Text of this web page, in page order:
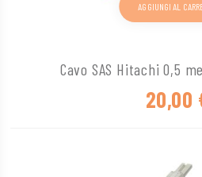
Cavo SAS Hitachi 0,5
20,00
AGGIUNGI AL